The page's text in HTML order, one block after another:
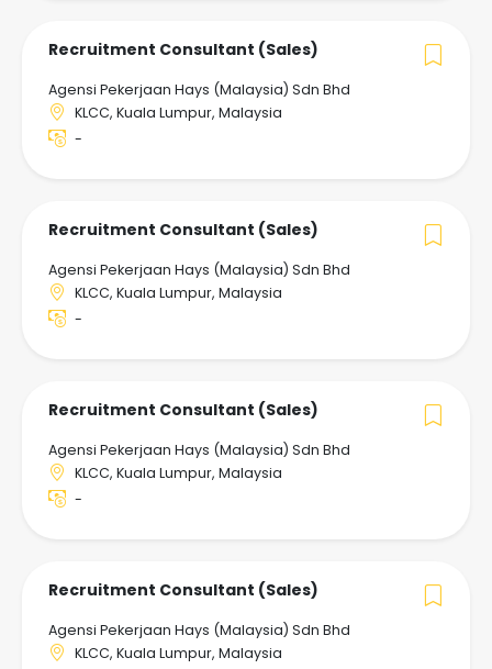
Recruitment Consultant (Sales)
Agensi Pekerjaan Hays (Malaysia) Sdn Bhd
KLCC, Kuala Lumpur, Malaysia
-
Recruitment Consultant (Sales)
Agensi Pekerjaan Hays (Malaysia) Sdn Bhd
KLCC, Kuala Lumpur, Malaysia
-
Recruitment Consultant (Sales)
Agensi Pekerjaan Hays (Malaysia) Sdn Bhd
KLCC, Kuala Lumpur, Malaysia
-
Recruitment Consultant (Sales)
Agensi Pekerjaan Hays (Malaysia) Sdn Bhd
KLCC, Kuala Lumpur, Malaysia